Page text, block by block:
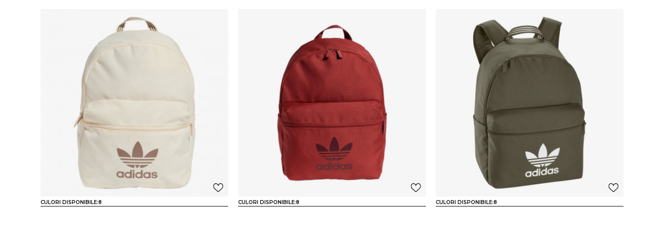
CULORI DISPONIBILE:8 CULORI DISPONIBILE:8 CULORI DISPONIBILE:8